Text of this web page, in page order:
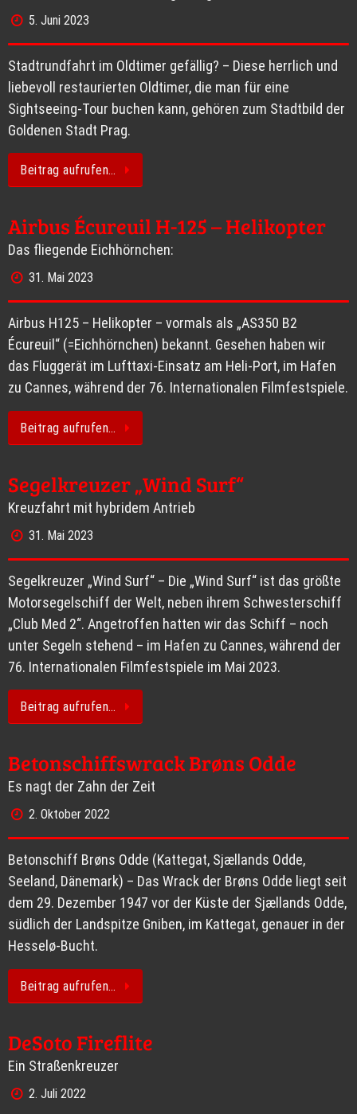
5. Juni 2023
Stadtrundfahrt im Oldtimer gefällig? – Diese herrlich und
liebevoll restaurierten Oldtimer, die man für eine
Sightseeing-Tour buchen kann, gehören zum Stadtbild der
Goldenen Stadt Prag.
Beitrag aufrufen…
Airbus Écureuil H-125 – Helikopter
Das fliegende Eichhörnchen:
31. Mai 2023
Airbus H125 – Helikopter – vormals als „AS350 B2
Écureuil“ (=Eichhörnchen) bekannt. Gesehen haben wir
das Fluggerät im Lufttaxi-Einsatz am Heli-Port, im Hafen
zu Cannes, während der 76. Internationalen Filmfestspiele.
Beitrag aufrufen…
Segelkreuzer „Wind Surf“
Kreuzfahrt mit hybridem Antrieb
31. Mai 2023
Segelkreuzer „Wind Surf“ – Die „Wind Surf“ ist das größte
Motorsegelschiff der Welt, neben ihrem Schwesterschiff
„Club Med 2“. Angetroffen hatten wir das Schiff – noch
unter Segeln stehend – im Hafen zu Cannes, während der
76. Internationalen Filmfestspiele im Mai 2023.
Beitrag aufrufen…
Betonschiffswrack Brøns Odde
Es nagt der Zahn der Zeit
2. Oktober 2022
Betonschiff Brøns Odde (Kattegat, Sjællands Odde,
Seeland, Dänemark) – Das Wrack der Brøns Odde liegt seit
dem 29. Dezember 1947 vor der Küste der Sjællands Odde,
südlich der Landspitze Gniben, im Kattegat, genauer in der
Hesselø-Bucht.
Beitrag aufrufen…
DeSoto Fireflite
Ein Straßenkreuzer
2. Juli 2022